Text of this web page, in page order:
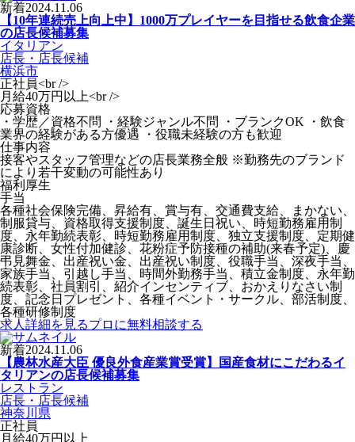
新着2024.11.06
【10年連続売上向上中】1000万プレイヤーを目指せる飲食企業
の店長候補募集
イタリアン
店長・店長候補
横浜市
正社員<br />
月給40万円以上<br />
応募資格
・学歴／資格不問 ・経験ジャンル不問 ・ブランクOK ・飲食
業界の経験がある方優遇 ・役職未経験の方も歓迎
仕事内容
接客やスタッフ管理などの店長業務全般 ※勤務先のブランド
により若干変動の可能性あり
福利厚生
手当
各種社会保険完備、昇給有、賞与有、交通費支給、まかない、
制服貸与、資格取得支援制度、誕生日祝い、時短勤務雇用制
度、永年勤続表彰、時短勤務雇用制度、独立支援制度、定期健
康診断、女性付加健診、花粉症予防接種の補助(来春予定)、慶
弔見舞金、出産祝い金、出産祝い制度、役職手当、深夜手当、
家族手当、引越し手当、時間外勤務手当、積立金制度、永年勤
続表彰、社員割引、紹介インセンティブ、おかえりなさい制
度、記念日プレゼント、各種イベント・サークル、部活制度、
各種研修制度
求人詳細を見るプロに無料相談する
新着2024.11.06
【農林水産大臣 優良外食産業賞受賞】国産食材にこだわるイ
タリアンの店長候補募集
レストラン
店長・店長候補
神奈川県
正社員
月給40万円以上